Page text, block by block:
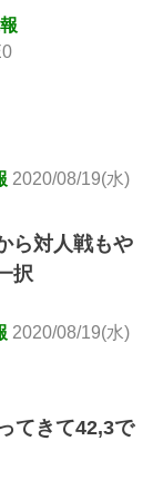
2020/08/19(水)
ら対人戦もや
択
2020/08/19(水)
てきて42,3で